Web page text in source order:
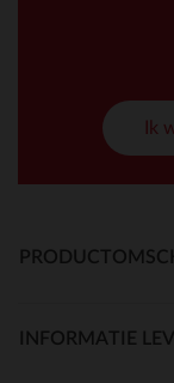
Ik
INFORMATIE